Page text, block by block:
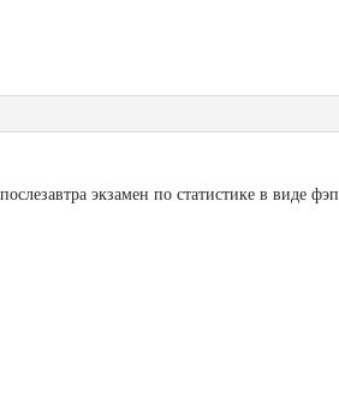
экзамен по статистике в виде